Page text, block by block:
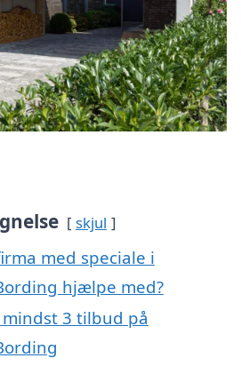
skjul
med speciale i
hjælpe med?
3 tilbud på